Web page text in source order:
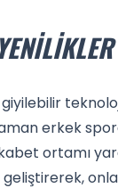
erkek
ortamı